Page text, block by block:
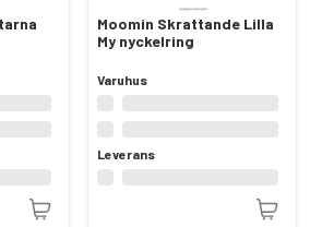
Moomin Skrattande Lilla
My nyckelring
Varuhus
Leverans